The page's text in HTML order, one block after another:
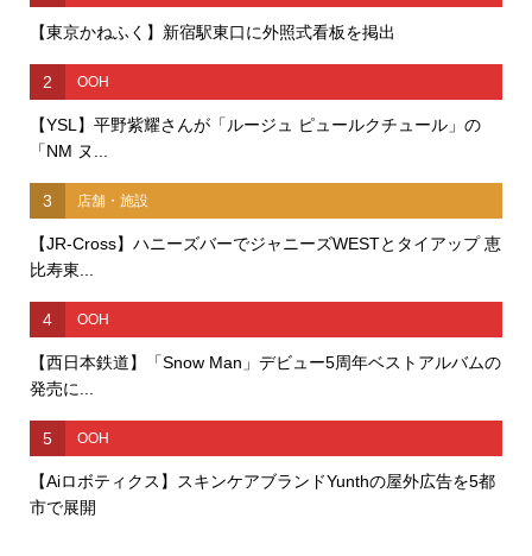
【東京かねふく】新宿駅東口に外照式看板を掲出
2 OOH
【YSL】平野紫耀さんが「ルージュ ピュールクチュール」の
「NM ヌ...
3 店舗・施設
【JR-Cross】ハニーズバーでジャニーズWESTとタイアップ 恵
比寿東...
4 OOH
【西日本鉄道】「Snow Man」デビュー5周年ベストアルバムの
発売に...
5 OOH
【Aiロボティクス】スキンケアブランドYunthの屋外広告を5都
市で展開